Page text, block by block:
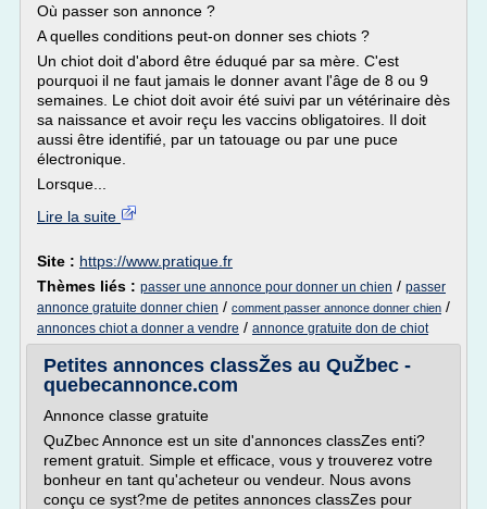
Où passer son annonce ?
A quelles conditions peut-on donner ses chiots ?
Un chiot doit d'abord être éduqué par sa mère. C'est
pourquoi il ne faut jamais le donner avant l'âge de 8 ou 9
semaines. Le chiot doit avoir été suivi par un vétérinaire dès
sa naissance et avoir reçu les vaccins obligatoires. Il doit
aussi être identifié, par un tatouage ou par une puce
électronique.
Lorsque...
Lire la suite
Site : https://www.pratique.fr
Thèmes liés : passer une annonce pour donner un chien / passer
annonce gratuite donner chien / comment passer annonce donner chien /
annonces chiot a donner a vendre / annonce gratuite don de chiot
Petites annonces classŽes au QuŽbec -
quebecannonce.com
Annonce classe gratuite
QuZbec Annonce est un site d'annonces classZes enti?
rement gratuit. Simple et efficace, vous y trouverez votre
bonheur en tant qu'acheteur ou vendeur. Nous avons
conçu ce syst?me de petites annonces classZes pour